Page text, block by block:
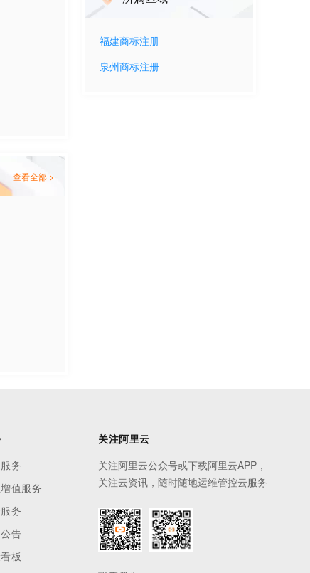
查看全部 >
福建商标注册
泉州 商标注册